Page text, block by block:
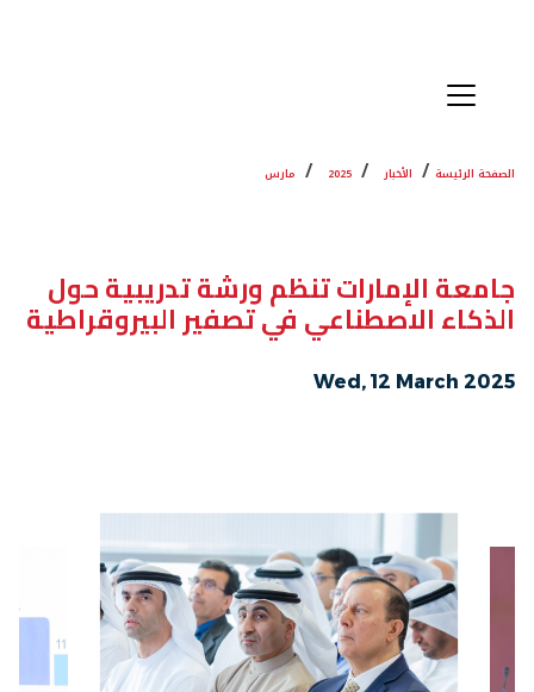
الصفحة الرئيسة الأخبار 2025 مارس
جامعة الإمارات تنظم ورشة تدريبية حول
الذكاء الاصطناعي في تصفير البيروقراطية
Wed, 12 March 2025